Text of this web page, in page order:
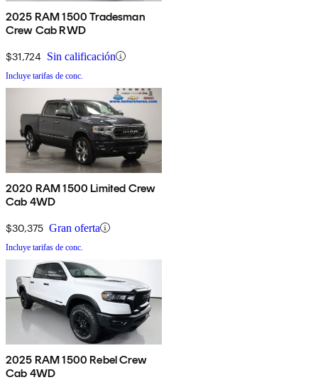
2025 RAM 1500 Tradesman
Crew Cab RWD
$31,724 Sin calificación
Incluye tarifas de conc.
2020 RAM 1500 Limited Crew
Cab 4WD
$30,375 Gran oferta
Incluye tarifas de conc.
2025 RAM 1500 Rebel Crew
Cab 4WD